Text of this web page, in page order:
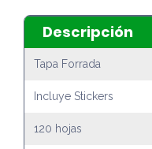
Descripción
Tapa Forrada
Incluye Stickers
120 hojas